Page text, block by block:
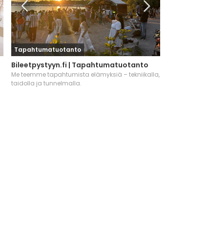
Tapahtumatuotanto
Bileetpystyyn.fi | Tapahtumatuotanto
Me teemme tapahtumista elämyksiä – tekniikalla,
taidolla ja tunnelmalla.